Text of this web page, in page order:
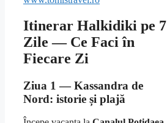
Itinerar Halkidiki pe 7
Zile — Ce Faci în
Fiecare Zi
Ziua 1 — Kassandra de
Nord: istorie și plajă